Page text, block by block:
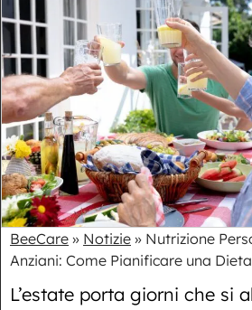
BeeCare » Notizie » Nutrizione
Anziani: Come Pianificare una
L’estate porta giorni che si